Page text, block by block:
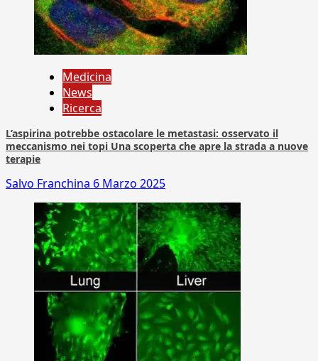
Medicina
News
Ricerca
L’aspirina potrebbe ostacolare le metastasi: osservato il
meccanismo nei topi Una scoperta che apre la strada a nuove
terapie
Salvo Franchina 6 Marzo 2025